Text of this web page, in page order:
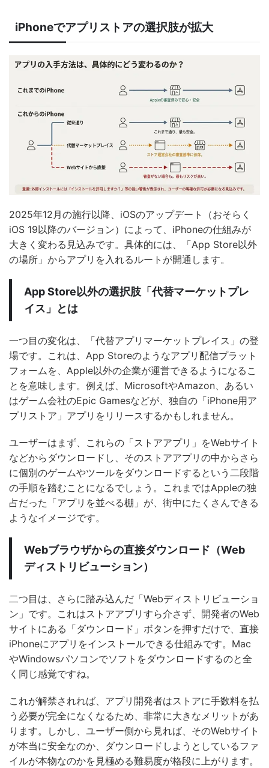
iPhoneでアプリストアの選択肢が拡大
2025年12月の施行以降、iOSのアップデート（おそらく
iOS 19以降のバージョン）によって、iPhoneの仕組みが
大きく変わる見込みです。具体的には、「App Store以外
の場所」からアプリを入れるルートが開通します。
App Store以外の選択肢「代替マーケットプレ
イス」とは
一つ目の変化は、「代替アプリマーケットプレイス」の登
場です。これは、App Storeのようなアプリ配信プラット
フォームを、Apple以外の企業が運営できるようになるこ
とを意味します。例えば、MicrosoftやAmazon、あるい
はゲーム会社のEpic Gamesなどが、独自の「iPhone用ア
プリストア」アプリをリリースするかもしれません。
ユーザーはまず、これらの「ストアアプリ」をWebサイト
などからダウンロードし、そのストアアプリの中からさら
に個別のゲームやツールをダウンロードするという二段階
の手順を踏むことになるでしょう。これまではAppleの独
占だった「アプリを並べる棚」が、街中にたくさんできる
ようなイメージです。
Webブラウザからの直接ダウンロード（Web
ディストリビューション）
二つ目は、さらに踏み込んだ「Webディストリビューショ
ン」です。これはストアアプリすら介さず、開発者のWeb
サイトにある「ダウンロード」ボタンを押すだけで、直接
iPhoneにアプリをインストールできる仕組みです。Mac
やWindowsパソコンでソフトをダウンロードするのと全
く同じ感覚ですね。
これが解禁されれば、アプリ開発者はストアに手数料を払
う必要が完全になくなるため、非常に大きなメリットがあ
ります。しかし、ユーザー側から見れば、そのWebサイト
が本当に安全なのか、ダウンロードしようとしているファ
イルが本物なのかを見極める難易度が格段に上がります。